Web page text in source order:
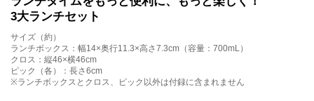
3大ランチセット
サイズ（約）
ランチボックス：幅14×奥行11.3×高さ7.3cm（容量：700mL）
クロス：縦46×横46cm
ピック（各）：長さ6cm
※ランチボックスとクロス、ピック以外は付録に含まれません